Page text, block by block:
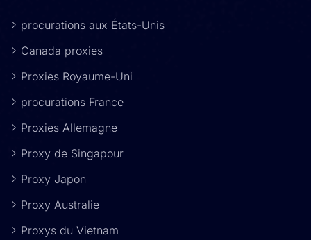
procurations aux États-Unis
Canada proxies
Proxies Royaume-Uni
procurations France
Proxies Allemagne
Proxy de Singapour
Proxy Japon
Proxy Australie
Proxys du Vietnam